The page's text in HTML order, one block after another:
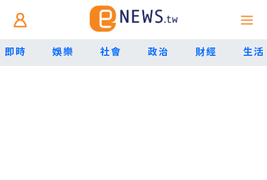
即時 娛樂 社會 政治 財經 生活